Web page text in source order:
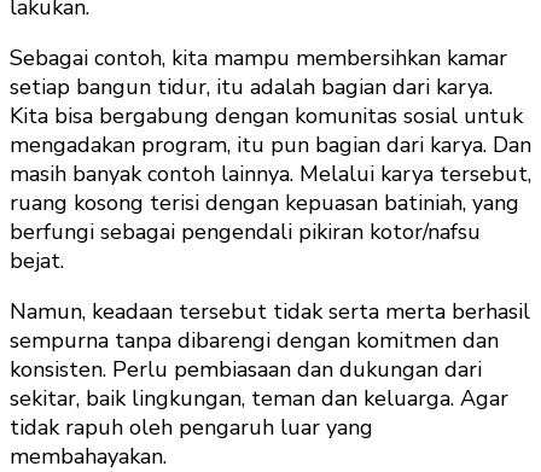
lakukan.
Sebagai contoh, kita mampu membersihkan kamar
setiap bangun tidur, itu adalah bagian dari karya.
Kita bisa bergabung dengan komunitas sosial untuk
mengadakan program, itu pun bagian dari karya. Dan
masih banyak contoh lainnya. Melalui karya tersebut,
ruang kosong terisi dengan kepuasan batiniah, yang
berfungi sebagai pengendali pikiran kotor/nafsu
bejat.
Namun, keadaan tersebut tidak serta merta berhasil
sempurna tanpa dibarengi dengan komitmen dan
konsisten. Perlu pembiasaan dan dukungan dari
sekitar, baik lingkungan, teman dan keluarga. Agar
tidak rapuh oleh pengaruh luar yang
membahayakan.